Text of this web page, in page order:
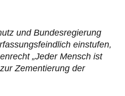
und Bundesregierung
einstufen,
„Jeder Mensch ist
Zementierung der